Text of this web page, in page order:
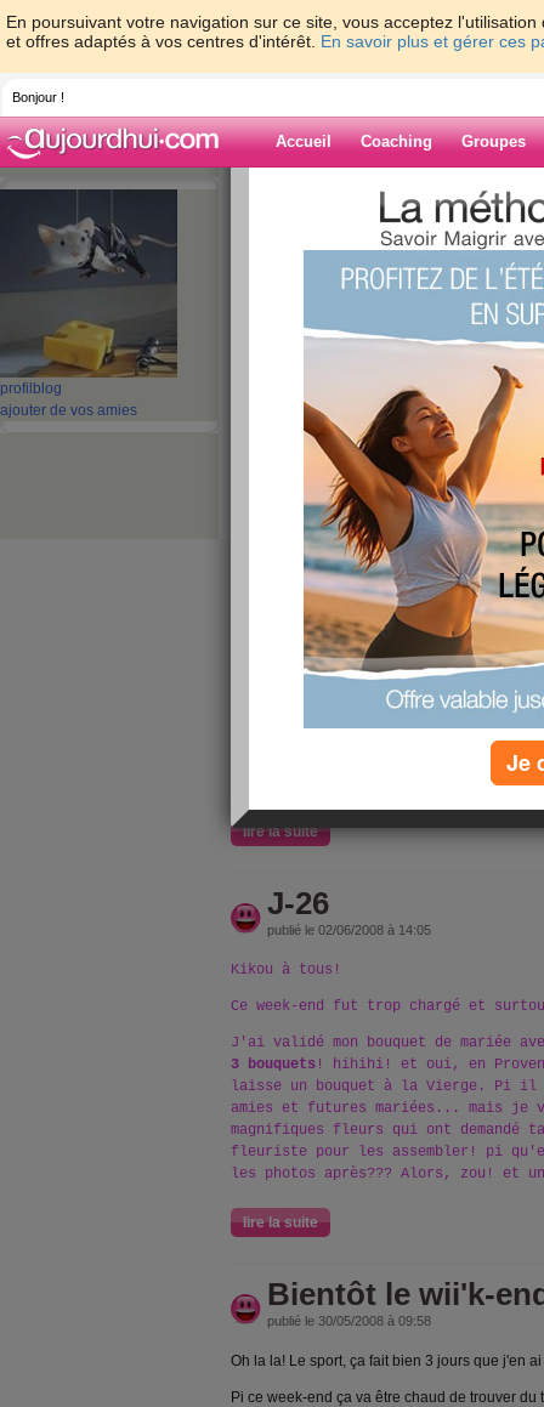
En poursuivant votre navigation sur ce site, vous acceptez
et offres adaptés à vos centres d'intérêt. En savoir plus et gérer ces
Bonjour !
Accueil Coaching Groupes
profil blog
ajouter de vos amies
>
Blog de
‹ Préc. 1 2 3 4 5
J-25: description
publié le 03/06/2008 à 14:28
Kikou à tous!
J-25, comme mon âge! J'suis toute
je voulais perdre mes kilos pour ce
réussi mon défi, reporté à plus
Ma maman a fini la robe, elle est
voulais! Elle est en satin blanc
joli décoletté derrière. Un ruban
dos nu, de la dentelle pour
lire la suite
J-26
publié le 02/06/2008 à 14:05
Kikou à tous!
Ce week-end fut trop chargé et
J'ai validé mon bouquet de mariée
3 bouquets ! hihihi! et oui, en
laisse un bouquet à la Vierge. Pi
amies et futures mariées... mais je
magnifiques fleurs qui ont demandé
fleuriste pour les assembler! pi
les photos après??? Alors, zou! et un
lire la suite
Bientôt le wii'k-
publié le 30/05/2008 à 09:58
Oh la la! Le sport, ça fait bien 3 jours que j'en
Pi ce week-end ça va être chaud de trouver
Je